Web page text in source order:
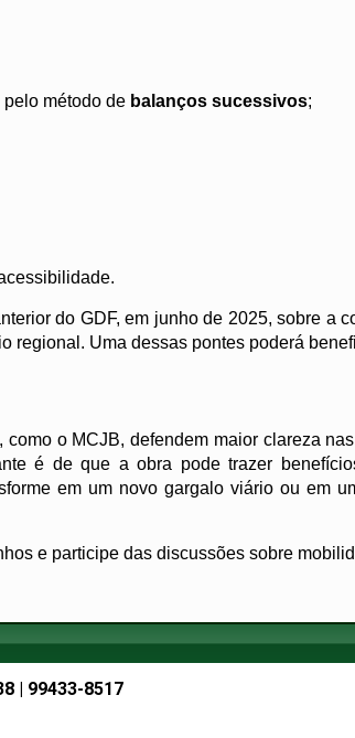
método de balanços sucessivos;
do GDF, em junho de 2025, sobre a
regional. Uma dessas pontes poderá
o MCJB, defendem maior clareza
é de que a obra pode trazer
em um novo gargalo viário ou em
e participe das discussões sobre
| 99433-8517